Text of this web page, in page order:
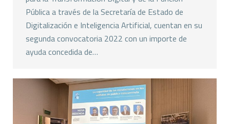
Pública a través de la Secretaría de Estado de
Digitalización e Inteligencia Artificial, cuentan en su
segunda convocatoria 2022 con un importe de
ayuda concedida de…